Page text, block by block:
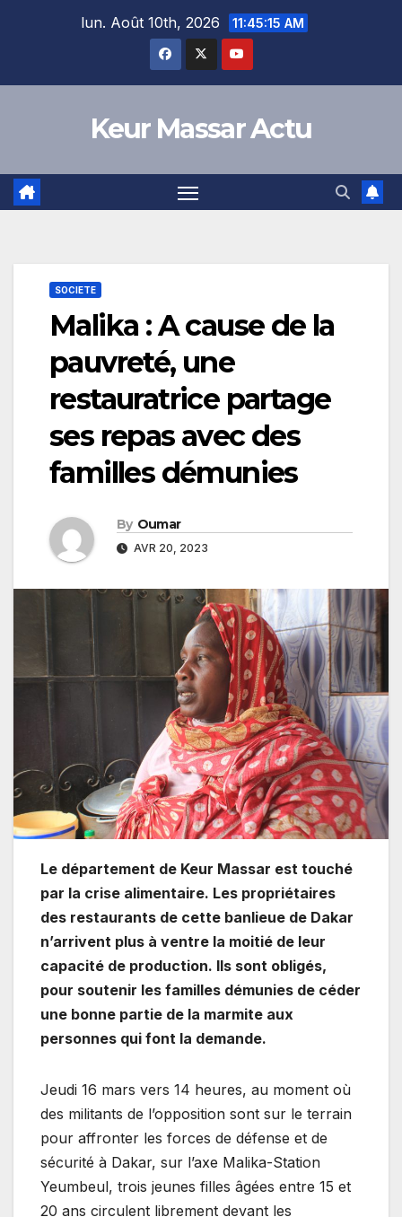
lun. Août 10th, 2026 11:45:16 AM
Keur Massar Actu
SOCIETE
Malika : A cause de la
pauvreté, une
restauratrice partage
ses repas avec des
familles démunies
By Oumar
AVR 20, 2023
Le département de Keur Massar est touché
par la crise alimentaire. Les propriétaires
des restaurants de cette banlieue de Dakar
n’arrivent plus à ventre la moitié de leur
capacité de production. Ils sont obligés,
pour soutenir les familles démunies de céder
une bonne partie de la marmite aux
personnes qui font la demande.
Jeudi 16 mars vers 14 heures, au moment où
des militants de l’opposition sont sur le terrain
pour affronter les forces de défense et de
sécurité à Dakar, sur l’axe Malika-Station
Yeumbeul, trois jeunes filles âgées entre 15 et
20 ans circulent librement devant les